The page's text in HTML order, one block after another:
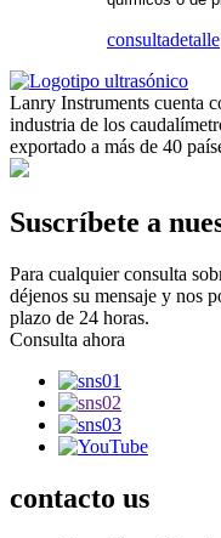
consultadetalle
Lanry Instruments cuenta
industria de los
exportado a más de 40
Suscríbete a
Para cualquier consulta
déjenos su mensaje y nos
plazo de 24 horas.
Consulta ahora
contacto us